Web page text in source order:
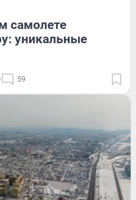
самолете
уникальные
59